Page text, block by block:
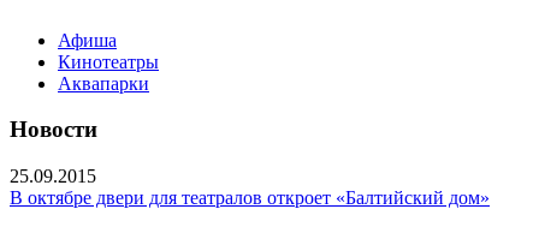
Афиша
Кинотеатры
Аквапарки
Новости
25.09.2015
В октябре двери для театралов откроет «Балтийский дом»